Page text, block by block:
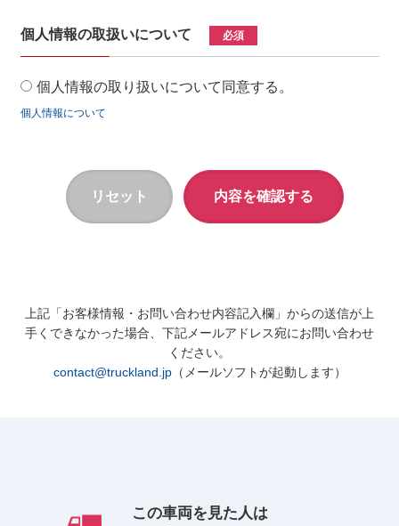
個人情報の取扱いについて 必須
個人情報の取り扱いについて同意する。
個人情報について
上記「お客様情報・お問い合わせ内容記入欄」からの送信が上
手くできなかった場合、下記メールアドレス宛にお問い合わせ
ください。
contact@truckland.jp（メールソフトが起動します）
この車両を見た人は